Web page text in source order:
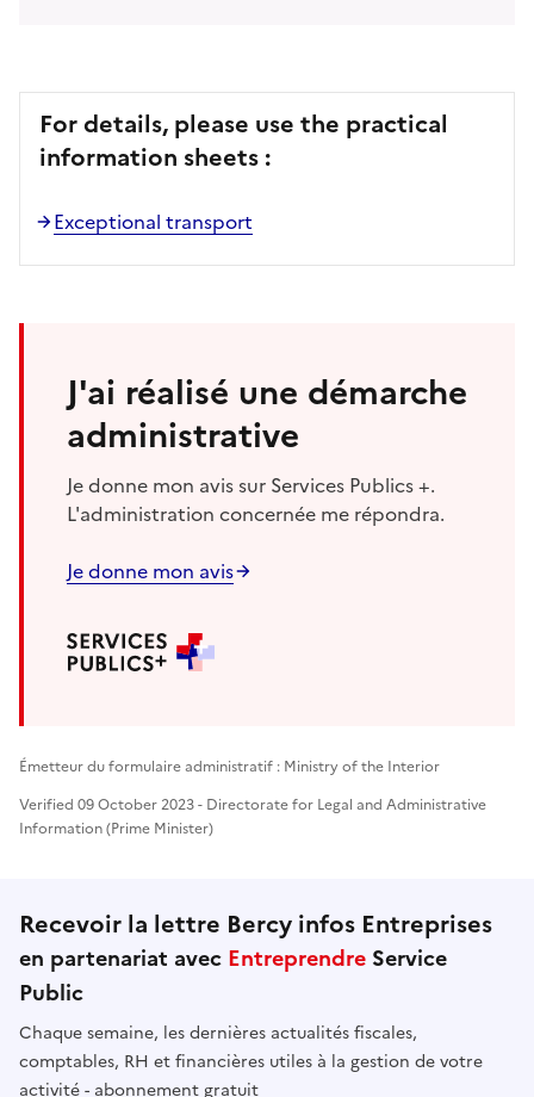
For details, please use the practical
information sheets :
Exceptional transport
J'ai réalisé une démarche
administrative
Je donne mon avis sur Services Publics +.
L'administration concernée me répondra.
Je donne mon avis
Émetteur du formulaire administratif : Ministry of the Interior
Verified 09 October 2023 - Directorate for Legal and Administrative
Information (Prime Minister)
Recevoir la lettre Bercy infos Entreprises
en partenariat avec Entreprendre Service
Public
Chaque semaine, les dernières actualités fiscales,
comptables, RH et financières utiles à la gestion de votre
activité - abonnement gratuit